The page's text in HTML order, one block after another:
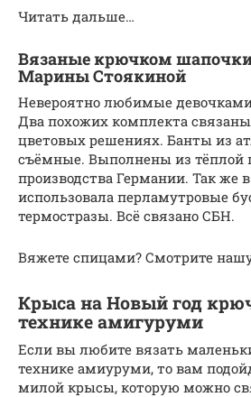
Читать дальше…
Вязаные крючком
Марины Стоякиной
Невероятно любимые
Два похожих комплекта
цветовых решениях. Банты из
съёмные. Выполнены из тёплой
производства Германии. Так же
использовала перламутровые
термостразы. Всё связано СБН.
Вяжете спицами? Смотрите
Крыса на Новый год
технике амигуруми
Если вы любите вязать
технике амиуруми, то вам
милой крысы, которую можно